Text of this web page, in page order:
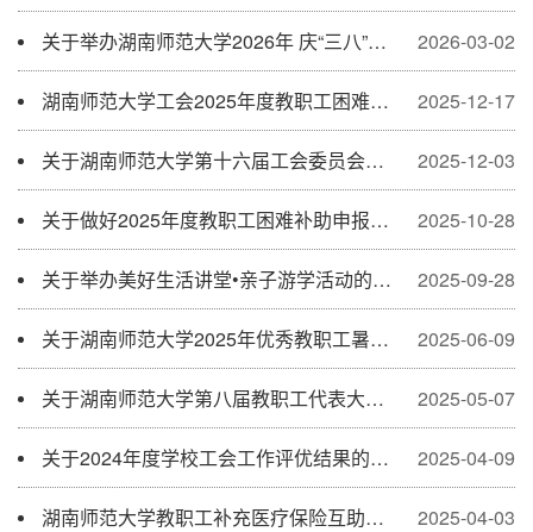
2026-03-02
关于举办湖南师范大学2026年 庆“三八”国际妇女节系列活动的通知
2025-12-17
湖南师范大学工会2025年度教职工困难补助评审结果公示
2025-12-03
关于湖南师范大学第十六届工会委员会委员、主席候选人的公示
2025-10-28
关于做好2025年度教职工困难补助申报工作的通知
2025-09-28
关于举办美好生活讲堂•亲子游学活动的通知
2025-06-09
关于湖南师范大学2025年优秀教职工暑期疗休养人员名单的公示
2025-05-07
关于湖南师范大学第八届教职工代表大会第四次会议、第十六届工会会员代表大会第四次会议会务工作的通知
2025-04-09
关于2024年度学校工会工作评优结果的公示
2025-04-03
湖南师范大学教职工补充医疗保险互助金实施细则（修订稿）